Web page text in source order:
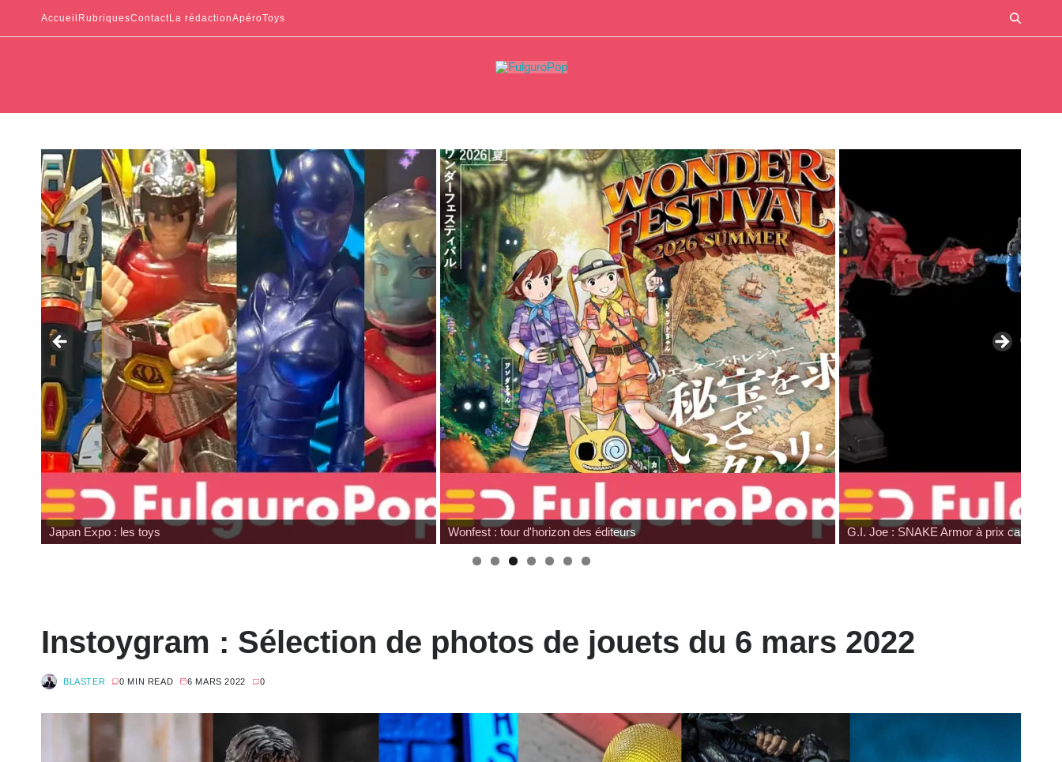
Accueil RubriquesContactLa rédactionApéroToys
Japan Expo : les toys Wonfest : tour d'horizon des éditeurs G.I. Joe : SNAKE Armor à prix cassé
Instoygram : Sélection de photos de jouets du 6 mars 2022
BLASTER 0 MIN READ 6 MARS 2022 0